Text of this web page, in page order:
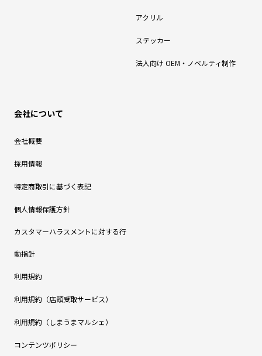
アクリル
ステッカー
法人向け OEM・ノベルティ制作
会社について
会社概要
採用情報
特定商取引に基づく表記
個人情報保護方針
カスタマーハラスメントに対する行
動指針
利用規約
利用規約（店頭受取サービス）
利用規約（しまうまマルシェ）
コンテンツポリシー